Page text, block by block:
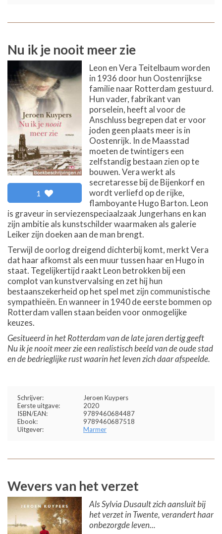
Nu ik je nooit meer zie
1
Leon en Vera Teitelbaum worden
in 1936 door hun Oostenrijkse
familie naar Rotterdam gestuurd.
Hun vader, fabrikant van
porselein, heeft al voor de
Anschluss begrepen dat er voor
joden geen plaats meer is in
Oostenrijk. In de Maasstad
moeten de twintigers een
zelfstandig bestaan zien op te
bouwen. Vera werkt als
secretaresse bij de Bijenkorf en
wordt verliefd op de rijke,
flamboyante Hugo Barton. Leon
is graveur in serviezenspeciaalzaak Jungerhans en kan
zijn ambitie als kunstschilder waarmaken als galerie
Leiker zijn doeken aan de man brengt.
Terwijl de oorlog dreigend dichterbij komt, merkt Vera
dat haar afkomst als een muur tussen haar en Hugo in
staat. Tegelijkertijd raakt Leon betrokken bij een
complot van kunstvervalsing en zet hij hun
bestaanszekerheid op het spel met zijn communistische
sympathieën. En wanneer in 1940 de eerste bommen op
Rotterdam vallen staan beiden voor onmogelijke
keuzes.
Gesitueerd in het Rotterdam van de late jaren dertig geeft
Nu ik je nooit meer zie een realistisch beeld van de oude stad
en de bedrieglijke rust waarin het leven zich daar afspeelde.
Schrijver:
Jeroen Kuypers
Eerste uitgave:
2020
ISBN/EAN:
9789460684487
Ebook:
9789460687518
Uitgever:
Marmer
Wevers van het verzet
Als Sylvia Dusault zich aansluit bij
het verzet in Twente, verandert haar
onbezorgde leven...